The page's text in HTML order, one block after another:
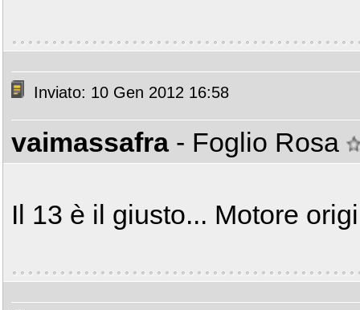
Inviato: 10 Gen 2012 16:58
vaimassafra - Foglio Rosa
Il 13 è il giusto... Motore